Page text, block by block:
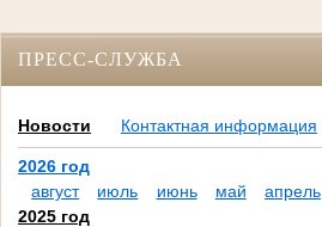
ПРЕСС-СЛУЖБА
Новости Контактная информация
2026 год
август
июль июнь май апрель
2025 год